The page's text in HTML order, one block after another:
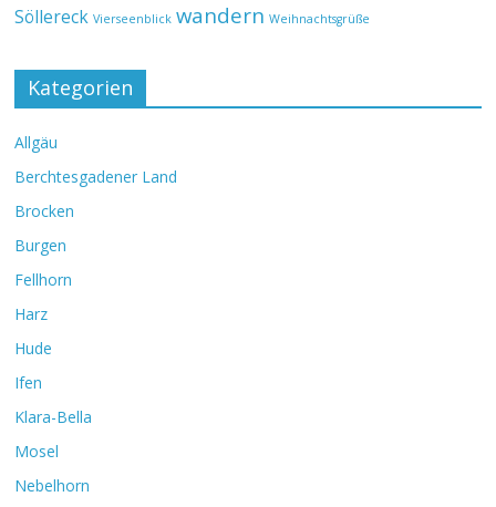
Söllereck Vierseenblick wandern Weihnachtsgrüße
Kategorien
Allgäu
Berchtesgadener Land
Brocken
Burgen
Fellhorn
Harz
Hude
Ifen
Klara-Bella
Mosel
Nebelhorn